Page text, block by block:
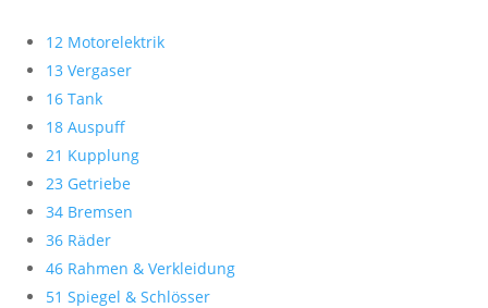
12 Motorelektrik
13 Vergaser
16 Tank
18 Auspuff
21 Kupplung
23 Getriebe
34 Bremsen
36 Räder
46 Rahmen & Verkleidung
51 Spiegel & Schlösser